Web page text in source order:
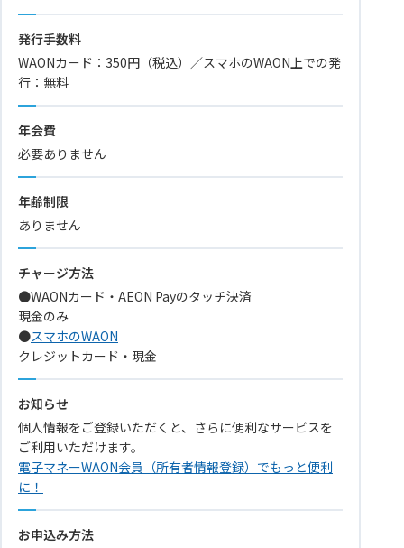
発行手数料
WAONカード：350円（税込）／スマホのWAON上での発
行：無料
年会費
必要ありません
年齢制限
ありません
チャージ方法
●WAONカード・AEON Payのタッチ決済
現金のみ
●スマホのWAON
クレジットカード・現金
お知らせ
個人情報をご登録いただくと、さらに便利なサービスを
ご利用いただけます。
電子マネーWAON会員（所有者情報登録）でもっと便利
に！
お申込み方法